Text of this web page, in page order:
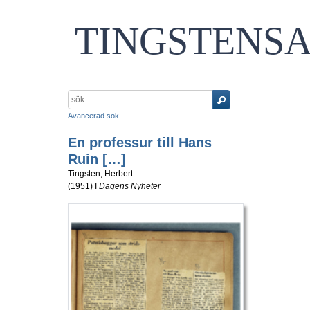
Avancerad sök
En professur till Hans
Ruin […]
Tingsten, Herbert
(1951) I Dagens Nyheter